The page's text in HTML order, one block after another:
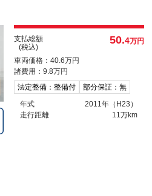
支払総額
(税込)
50.4万円
車両価格：40.6万円
諸費用：9.8万円
法定整備：整備付
部分保証：無
年式
2011年（H23）
走行距離
11万km